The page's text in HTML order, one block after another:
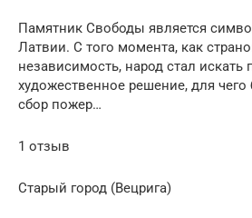
Памятник Свободы является
Латвии. С того момента, как
независимость, народ стал искать
художественное решение, для
сбор пожер…
1 отзыв
Старый город (Вецрига)